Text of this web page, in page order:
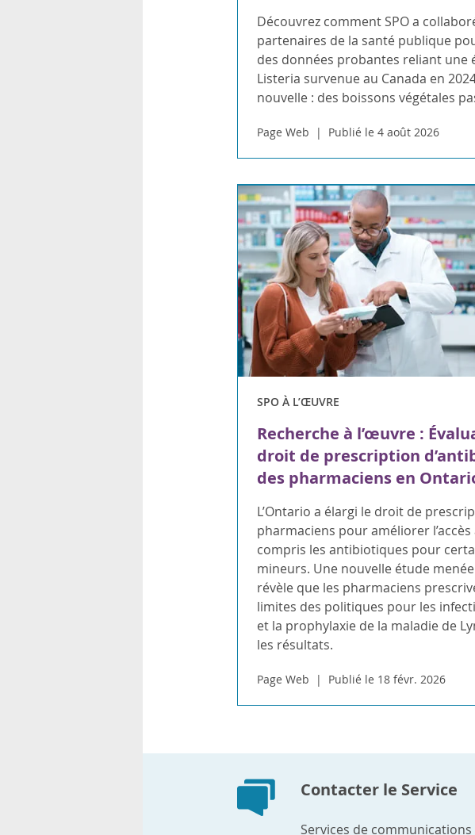
Découvrez comment SPO a
partenaires de la santé publique
des données probantes reliant une
Listeria survenue au Canada en
nouvelle : des boissons végétales
Page Web Publié le 4 août 2026
SPO À L’ŒUVRE
Recherche à l’œuvre :
droit de prescription
des pharmaciens en
L’Ontario a élargi le droit de
pharmaciens pour améliorer l’accès
compris les antibiotiques pour
mineurs. Une nouvelle étude menée
révèle que les pharmaciens
limites des politiques pour les
et la prophylaxie de la maladie de
les résultats.
Page Web Publié le 18 févr. 2026
Contacter le Service
Services de communications